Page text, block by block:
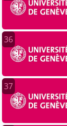
36
37